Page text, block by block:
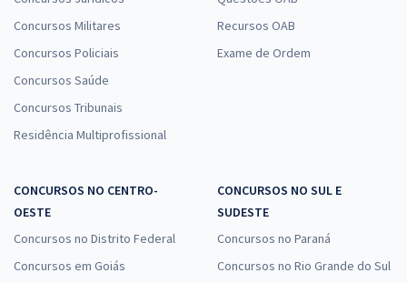
Concursos Militares
Concursos Policiais
Concursos Saúde
Concursos Tribunais
Residência Multiprofissional
Recursos OAB
Exame de Ordem
CONCURSOS NO CENTRO-
OESTE
Concursos no Distrito Federal
Concursos em Goiás
CONCURSOS NO SUL E
SUDESTE
Concursos no Paraná
Concursos no Rio Grande do Sul